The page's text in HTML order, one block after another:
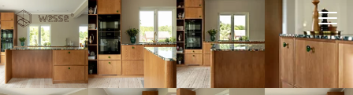
Close
EST